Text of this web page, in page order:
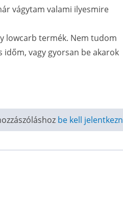
vágytam valami ilyesmire
lowcarb termék. Nem tudom
időm, vagy gyorsan be akarok
be kell